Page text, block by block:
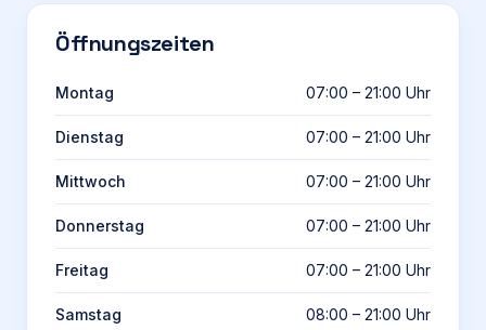
Öffnungszeiten
Montag 07:00 – 21:00 Uhr
Dienstag 07:00 – 21:00 Uhr
Mittwoch 07:00 – 21:00 Uhr
Donnerstag 07:00 – 21:00 Uhr
Freitag 07:00 – 21:00 Uhr
Samstag 08:00 – 21:00 Uhr